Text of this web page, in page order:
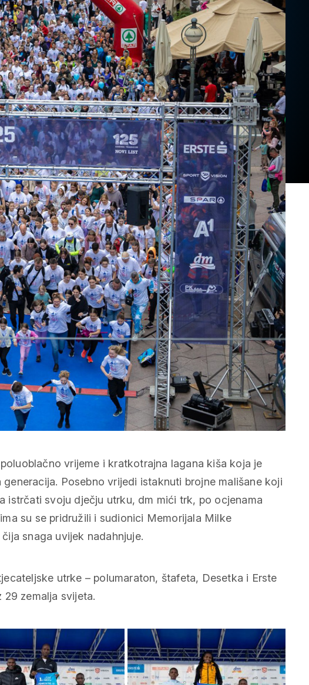
vrijeme i kratkotrajna lagana kiša koja je
Posebno vrijedi istaknuti brojne mališane koji
istrčati svoju dječju utrku, dm mići trk, po ocjenama
su se pridružili i sudionici Memorijala Milke
snaga uvijek nadahnjuje.
utrke – polumaraton, štafeta, Desetka i Erste
zemalja svijeta.